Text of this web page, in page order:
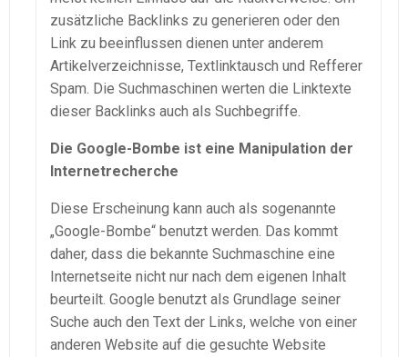
zusätzliche Backlinks zu generieren oder den
Link zu beeinflussen dienen unter anderem
Artikelverzeichnisse, Textlinktausch und Refferer
Spam. Die Suchmaschinen werten die Linktexte
dieser Backlinks auch als Suchbegriffe.
Die Google-Bombe ist eine Manipulation der
Internetrecherche
Diese Erscheinung kann auch als sogenannte
„Google-Bombe“ benutzt werden. Das kommt
daher, dass die bekannte Suchmaschine eine
Internetseite nicht nur nach dem eigenen Inhalt
beurteilt. Google benutzt als Grundlage seiner
Suche auch den Text der Links, welche von einer
anderen Website auf die gesuchte Website